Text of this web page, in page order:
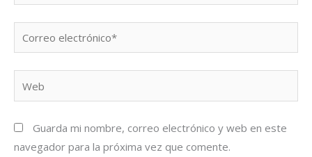
electrónico*
Guarda mi nombre, correo electrónico y web en este
navegador para la próxima vez que comente.